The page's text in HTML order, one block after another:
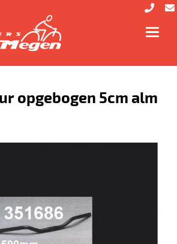
opgebogen 5cm alm